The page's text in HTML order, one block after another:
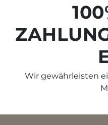
Wir gewährleisten